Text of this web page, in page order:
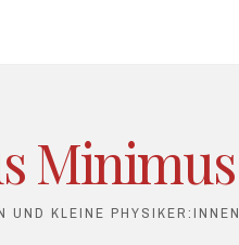
Minimus
UND KLEINE PHYSIKER:INNEN